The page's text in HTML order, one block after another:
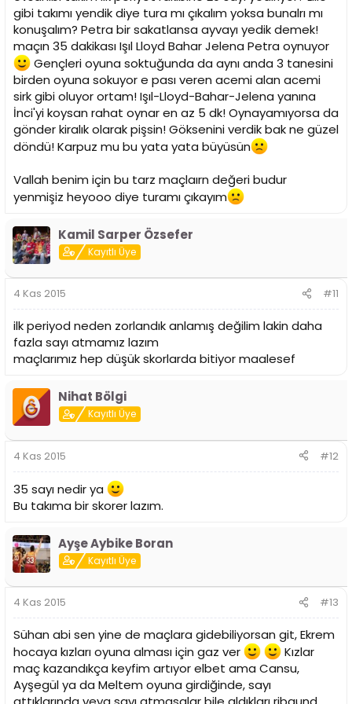
gibi takımı yendik diye tura mı çıkalım yoksa bunalrı mı
konuşalım? Petra bir sakatlansa ayvayı yedik demek!
maçın 35 dakikası Işıl Lloyd Bahar Jelena Petra oynuyor
Gençleri oyuna soktuğunda da aynı anda 3 tanesini
birden oyuna sokuyor e pası veren acemi alan acemi
sirk gibi oluyor ortam! Işıl-Lloyd-Bahar-Jelena yanına
İnci'yi koysan rahat oynar en az 5 dk! Oynayamıyorsa da
gönder kiralık olarak pişsin! Göksenini verdik bak ne güzel
döndü! Karpuz mu bu yata yata büyüsün
Vallah benim için bu tarz maçlaırn değeri budur
yenmişiz heyooo diye turamı çıkayım
Kamil Sarper Özsefer
Kayıtlı Üye
4 Kas 2015 #11
ilk periyod neden zorlandık anlamış değilim lakin daha
fazla sayı atmamız lazım
maçlarımız hep düşük skorlarda bitiyor maalesef
Nihat Bölgi
Kayıtlı Üye
4 Kas 2015 #12
35 sayı nedir ya
Bu takıma bir skorer lazım.
Ayşe Aybike Boran
Kayıtlı Üye
4 Kas 2015 #13
Sühan abi sen yine de maçlara gidebiliyorsan git, Ekrem
hocaya kızları oyuna alması için gaz ver
Kızlar
maç kazandıkça keyfim artıyor elbet ama Cansu,
Ayşegül ya da Meltem oyuna girdiğinde, sayı